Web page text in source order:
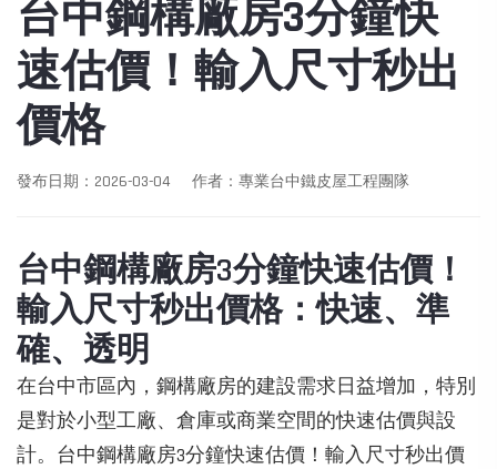
台中鋼構廠房3分鐘快
速估價！輸入尺寸秒出
價格
發布日期：2026-03-04 作者：專業台中鐵皮屋工程團隊
台中鋼構廠房3分鐘快速估價！
輸入尺寸秒出價格：快速、準
確、透明
在台中市區內，鋼構廠房的建設需求日益增加，特別
是對於小型工廠、倉庫或商業空間的快速估價與設
計。台中鋼構廠房3分鐘快速估價！輸入尺寸秒出價